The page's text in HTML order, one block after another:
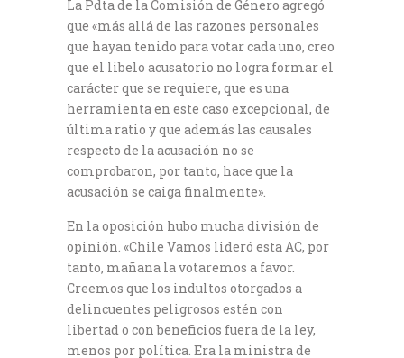
La Pdta de la Comisión de Género agregó
que «más allá de las razones personales
que hayan tenido para votar cada uno, creo
que el libelo acusatorio no logra formar el
carácter que se requiere, que es una
herramienta en este caso excepcional, de
última ratio y que además las causales
respecto de la acusación no se
comprobaron, por tanto, hace que la
acusación se caiga finalmente».
En la oposición hubo mucha división de
opinión. «Chile Vamos lideró esta AC, por
tanto, mañana la votaremos a favor.
Creemos que los indultos otorgados a
delincuentes peligrosos estén con
libertad o con beneficios fuera de la ley,
menos por política. Era la ministra de